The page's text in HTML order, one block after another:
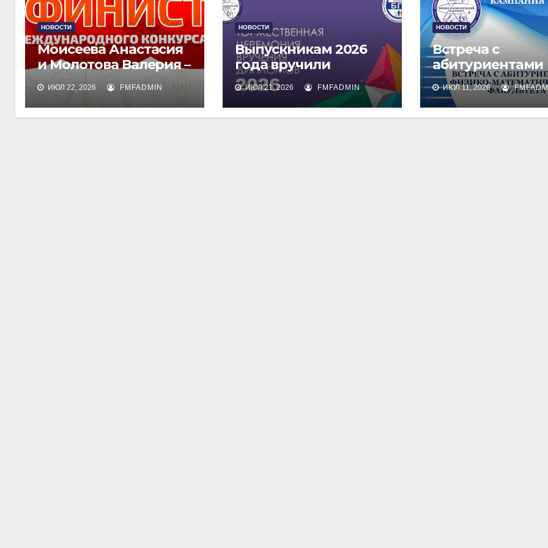
НОВОСТИ
Моисеева Анастасия
и Молотова Валерия –
лауреаты
международного
конкурса талантов
ИЮЛ 22, 2026 FMFADMIN
НОВОСТИ
Выпускникам 2026
года вручили
дипломы о высшем
образовании
ИЮЛ 21, 2026 FMFADMIN
НОВОСТИ
Встреча с
абитуриентами
физико-
факультета и их
ИЮЛ 11, 2026